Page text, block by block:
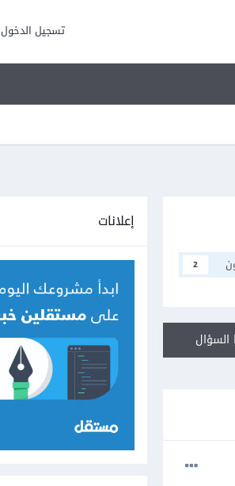
تسجيل الدخول
2
إعلانات